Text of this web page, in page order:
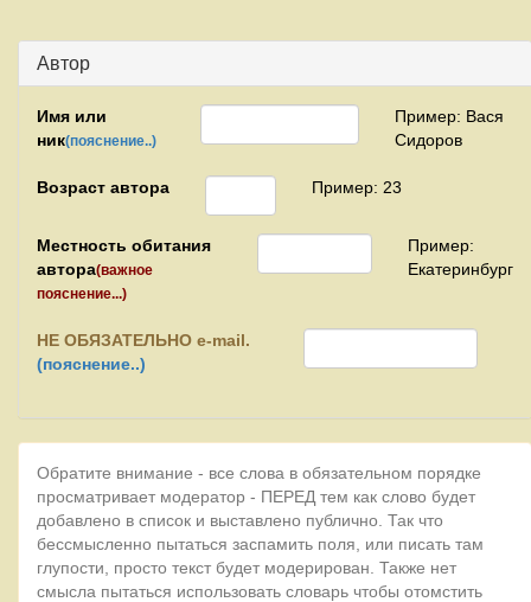
Автор
Имя или
ник(пояснение..)
Пример: Вася
Сидоров
Возраст автора Пример: 23
Местность обитания
автора(важное
пояснение...)
Пример:
Екатеринбург
НЕ ОБЯЗАТЕЛЬНО e-mail.
(пояснение..)
Обратите внимание - все слова в обязательном порядке
просматривает модератор - ПЕРЕД тем как слово будет
добавлено в список и выставлено публично. Так что
бессмысленно пытаться заспамить поля, или писать там
глупости, просто текст будет модерирован. Также нет
смысла пытаться использовать словарь чтобы отомстить